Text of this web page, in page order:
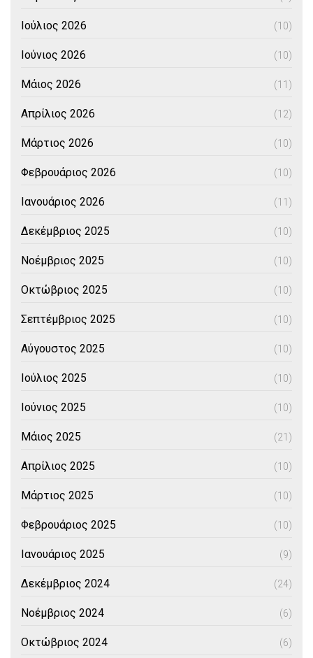
Ιούλιος 2026 (10)
Ιούνιος 2026 (10)
Μάιος 2026 (11)
Απρίλιος 2026 (12)
Μάρτιος 2026 (10)
Φεβρουάριος 2026 (10)
Ιανουάριος 2026 (11)
Δεκέμβριος 2025 (10)
Νοέμβριος 2025 (10)
Οκτώβριος 2025 (10)
Σεπτέμβριος 2025 (10)
Αύγουστος 2025 (10)
Ιούλιος 2025 (10)
Ιούνιος 2025 (10)
Μάιος 2025 (21)
Απρίλιος 2025 (10)
Μάρτιος 2025 (10)
Φεβρουάριος 2025 (10)
Ιανουάριος 2025 (9)
Δεκέμβριος 2024 (24)
Νοέμβριος 2024 (6)
Οκτώβριος 2024 (6)